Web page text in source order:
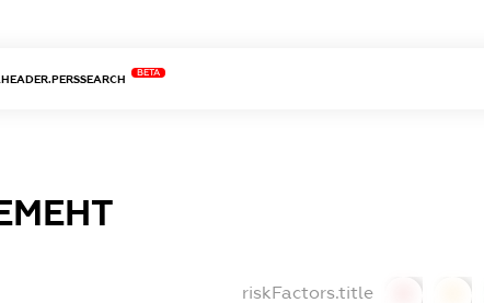
BETA
riskFactors.title